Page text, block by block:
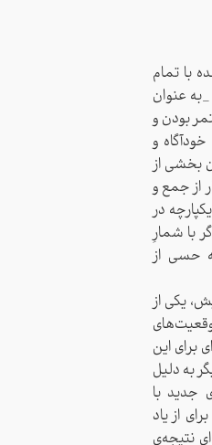
با تمام
عنوان
بودن و
و
بخشی از
از جمع و
در
با شمارِ
حسی از
یکی از
برای این
به دلیل
جدید با
از یاد
نتیجه‌ی